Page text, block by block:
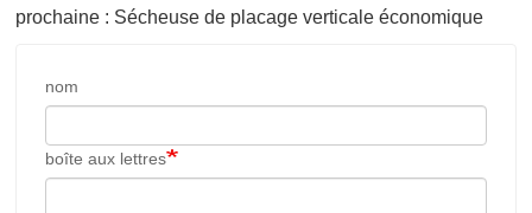
prochaine : Sécheuse de placage verticale économique
nom
boîte aux lettres